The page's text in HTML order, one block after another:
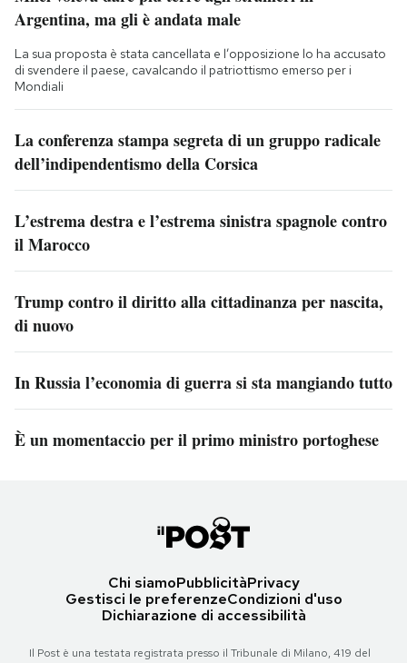
Argentina, ma gli è andata male
La sua proposta è stata cancellata e l’opposizione lo ha accusato
di svendere il paese, cavalcando il patriottismo emerso per i
Mondiali
La conferenza stampa segreta di un gruppo radicale
dell’indipendentismo della Corsica
L’estrema destra e l’estrema sinistra spagnole contro
il Marocco
Trump contro il diritto alla cittadinanza per nascita,
di nuovo
In Russia l’economia di guerra si sta mangiando tutto
È un momentaccio per il primo ministro portoghese
Chi siamoPubblicitàPrivacy
Gestisci le preferenzeCondizioni d'uso
Dichiarazione di accessibilità
Il Post è una testata registrata presso il Tribunale di Milano, 419 del